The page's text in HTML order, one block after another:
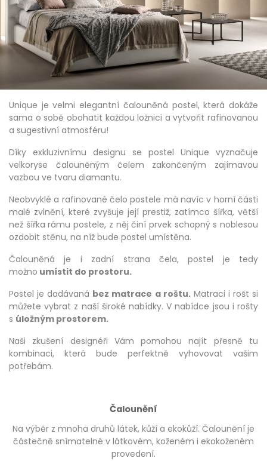
Unique je velmi elegantní čalouněná postel, která dokáže
sama o sobě obohatit každou ložnici a vytvořit rafinovanou
a sugestivní atmosféru!
Díky exkluzivnímu designu se postel Unique vyznačuje
velkoryse čalouněným čelem zakončeným zajímavou
vazbou ve tvaru diamantu.
Neobvyklé a rafinované čelo postele má navíc v horní části
malé zvlnění, které zvyšuje její prestiž, zatímco šířka, větší
než šířka rámu postele, z něj činí prvek schopný s noblesou
ozdobit stěnu, na níž bude postel umístěna.
Čalouněná je i zadní strana čela, postel je tedy
možno umístit do prostoru.
Postel je dodávaná bez matrace a roštu.Matraci i rošt si
můžete vybrat z naší široké nabídky. V nabídce jsou i rošty
s úložným prostorem.
Naši zkušení designéři Vám pomohou najít přesně tu
kombinaci, která bude perfektně vyhovovat vašim
potřebám.
Čalounění
Na výběr z mnoha druhů látek, kůží a ekokůží. Čalounění je
částečně snímatelné v látkovém, koženém i ekokoženém
provedení.